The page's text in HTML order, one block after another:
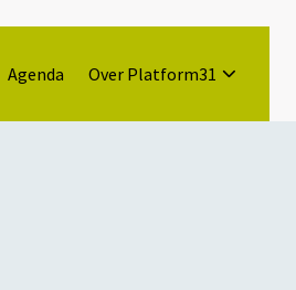
Agenda Over Platform31